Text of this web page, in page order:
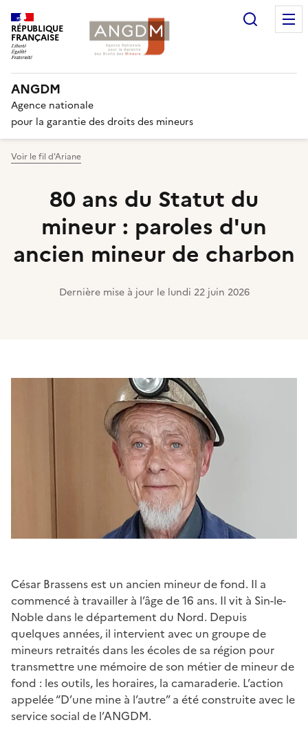
RÉPUBLIQUE
FRANÇAISE
ANGDM
Agence nationale
pour la garantie des droits des mineurs
80 ans du Statut du
mineur : paroles d'un
ancien mineur de charbon
Dernière mise à jour le lundi 22 juin 2026
Voir le fil d'Ariane
César Brassens est un ancien mineur de fond. Il a
commencé à travailler à l’âge de 16 ans. Il vit à Sin-le-
Noble dans le département du Nord. Depuis
quelques années, il intervient avec un groupe de
mineurs retraités dans les écoles de sa région pour
transmettre une mémoire de son métier de mineur de
fond : les outils, les horaires, la camaraderie. L’action
appelée “D’une mine à l’autre” a été construite avec le
service social de l’ANGDM.